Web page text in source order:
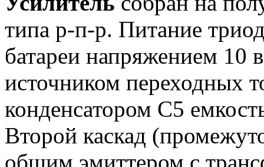
типа р-п-р. Питание
батареи напряжением 10
источником переходных
конденсатором С5
Второй каскад
общим эмиттером с